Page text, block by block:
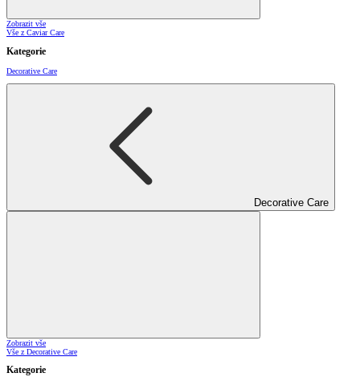
Zobrazit vše
Vše z Caviar Care
Kategorie
Decorative Care
Decorative Care
Zobrazit vše
Vše z Decorative Care
Kategorie